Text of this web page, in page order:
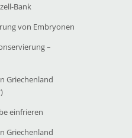
Bank
von Embryonen
–
Griechenland
einfrieren
Griechenland